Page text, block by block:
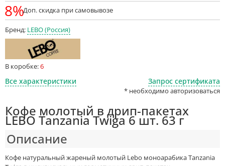
8%Доп. скидка при самовывозе
Бренд: LEBO (Россия)
В коробке:6
Все характеристики Запрос сертификата
* необходимо авторизоваться
Кофе молотый в дрип-пакетах
LEBO Tanzania Twiga 6 шт. 63 г
Описание
Кофе натуральный жареный молотый Lebo моноарабика Tanzania